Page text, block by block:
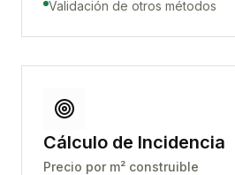
Validación de otros métodos
Cálculo de Incidencia
Precio por m² construible